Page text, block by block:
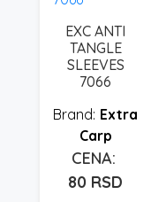
EXC ANTI
TANGLE
SLEEVES
7066
Extra
Carp
80 RSD